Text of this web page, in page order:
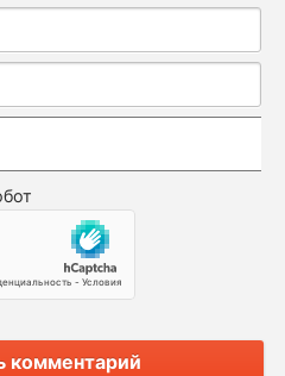
комментарий